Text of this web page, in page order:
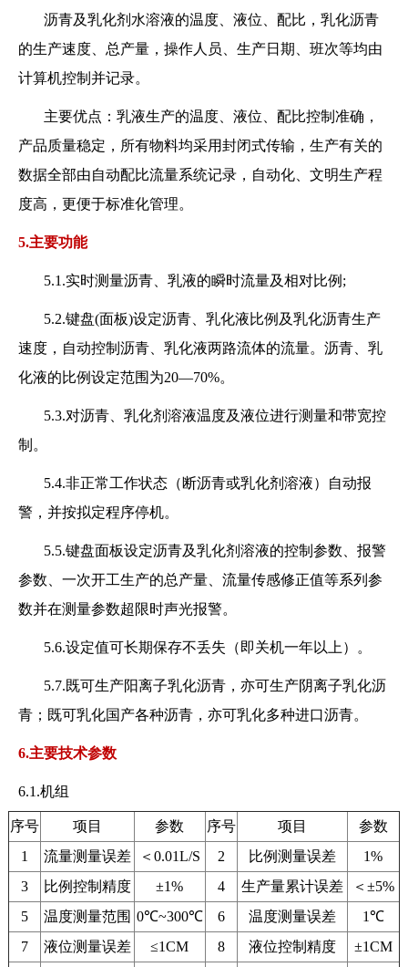
沥青及乳化剂水溶液的温度、液位、配比，乳化沥青
的生产速度、总产量，操作人员、生产日期、班次等均由
计算机控制并记录。
主要优点：乳液生产的温度、液位、配比控制准确，
产品质量稳定，所有物料均采用封闭式传输，生产有关的
数据全部由自动配比流量系统记录，自动化、文明生产程
度高，更便于标准化管理。
5.主要功能
5.1.实时测量沥青、乳液的瞬时流量及相对比例;
5.2.键盘(面板)设定沥青、乳化液比例及乳化沥青生产
速度，自动控制沥青、乳化液两路流体的流量。沥青、乳
化液的比例设定范围为20—70%。
5.3.对沥青、乳化剂溶液温度及液位进行测量和带宽控
制。
5.4.非正常工作状态（断沥青或乳化剂溶液）自动报
警，并按拟定程序停机。
5.5.键盘面板设定沥青及乳化剂溶液的控制参数、报警
参数、一次开工生产的总产量、流量传感修正值等系列参
数并在测量参数超限时声光报警。
5.6.设定值可长期保存不丢失（即关机一年以上）。
5.7.既可生产阳离子乳化沥青，亦可生产阴离子乳化沥
青；既可乳化国产各种沥青，亦可乳化多种进口沥青。
6.主要技术参数
6.1.机组
序号 项目 参数 序号 项目
参数
1
流量测量误差 ＜0.01L/S 2 比例测量误差
1%
3
比例控制精度 ±1% 4 生产量累计误差
＜±5%
5
温度测量范围 0℃~300℃ 6 温度测量误差
1℃
7
液位测量误差 ≤1CM 8 液位控制精度 ±1CM